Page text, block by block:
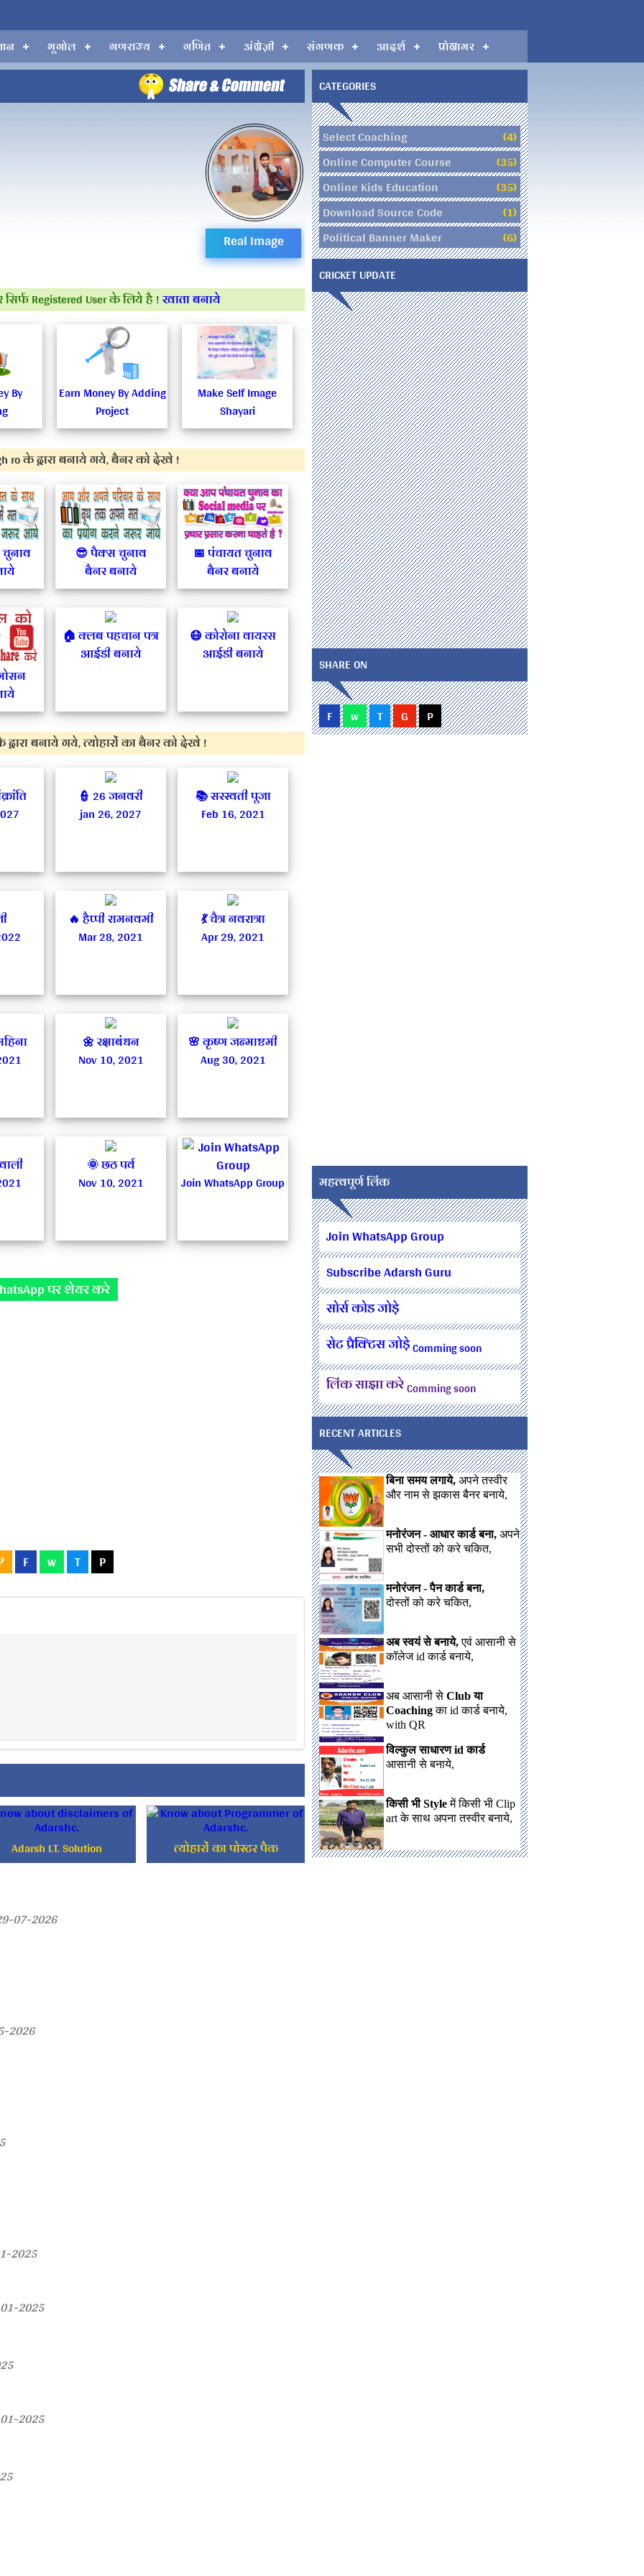
भूगोल गणराज्य गणित अंग्रेज़ी संगणक आदर्श प्रोग्रामर
Real Image
Registered User के लिये है !खाता बनाये
By
Earn Money By Adding
Project
Make Self Image
Shayari
ro के द्वारा बनाये गये, बैनर को देखे !
चुनाव
😎 पैक्स चुनाव
बैनर बनाये
📅 पंचायत चुनाव
बैनर बनाये
🏠 क्लब पहचान पत्र
आईडी बनाये
😷 कोरोना वायरस
आईडी बनाये
बनाये गये, त्योहारों का बैनर को देखे !
👮‍ 26 जनवरी
jan 26, 2027
📚 सरस्वती पूजा
Feb 16, 2021
🔥 हैप्पी रामनवमी
Mar 28, 2021
💃 चैत्र नवरात्रा
Apr 29, 2021
🌼 रक्षाबंधन
Nov 10, 2021
🌸 कृष्ण जन्माष्टमी
Aug 30, 2021
🌞 छठ पर्व
Nov 10, 2021
Join WhatsApp Group
पर शेयर करे
F w T P
Adarsh I.T. Solution त्योहारों का पोस्टर पैक
07-2026
2026
2025
2025
2025
CATEGORIES
Select Coaching
(4)
Online Computer Course
(35)
Online Kids Education
(35)
Download Source Code
(1)
Political Banner Maker
(6)
CRICKET UPDATE
SHARE ON
F w T G P
महत्वपूर्ण लिंक
Join WhatsApp Group
Subscribe Adarsh Guru
सोर्स कोड जोड़े
सेट प्रैक्टिस जोड़ेComming soon
लिंक साझा करेComming soon
RECENT ARTICLES
बिना समय लगाये, अपने तस्वीर
और नाम से झकास बैनर बनाये,
मनोरंजन - आधार कार्ड बना, अपने
सभी दोस्तों को करे चकित,
मनोरंजन - पैन कार्ड बना,
दोस्तों को करे चकित,
अब स्वयं से बनाये,एवं आसानी से
कॉलेज id कार्ड बनाये,
अब आसानी से Club या
Coachingका id कार्ड बनाये,
with QR
विल्कुल साधारण id कार्ड
आसानी से बनाये,
किसी भी Styleमें किसी भी Clip
art के साथ अपना तस्वीर बनाये,